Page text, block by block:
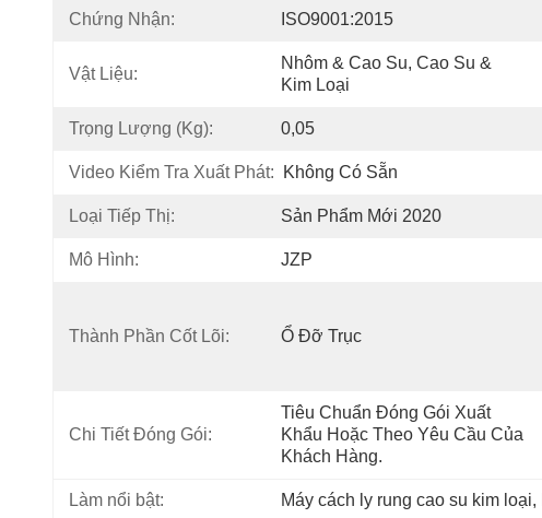
Chứng Nhận: ISO9001:2015
Vật Liệu:
Nhôm & Cao Su, Cao Su &
Kim Loại
Trọng Lượng (kg): 0,05
Video Kiểm Tra Xuất Phát: Không Có Sẵn
Loại Tiếp Thị: Sản Phẩm Mới 2020
Mô Hình: JZP
Thành Phần Cốt Lõi: Ổ Đỡ Trục
Chi Tiết Đóng Gói:
Tiêu Chuẩn Đóng Gói Xuất
Khẩu Hoặc Theo Yêu Cầu Của
Khách Hàng.
Làm nổi bật: Máy cách ly rung cao su kim loại,